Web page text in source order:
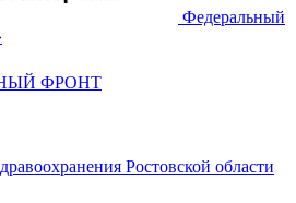
Федеральный
ФРОНТ
Ростовской области